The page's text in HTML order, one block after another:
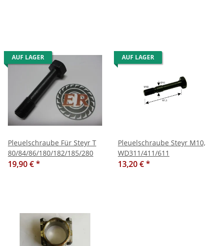
AUF LAGER
Pleuelschraube Für Steyr T
80/84/86/180/182/185/280
19,90 €*
AUF LAGER
Pleuelschraube Steyr M10,
WD311/411/611
13,20 €*